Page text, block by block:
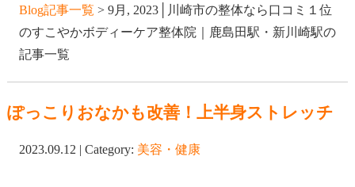
Blog記事一覧 > 9月, 2023│川崎市の整体なら口コミ１位
のすこやかボディーケア整体院｜鹿島田駅・新川崎駅の
記事一覧
ぽっこりおなかも改善！上半身ストレッチ
2023.09.12 | Category: 美容・健康